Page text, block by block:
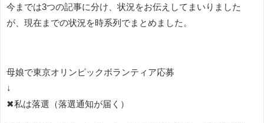
今までは3つの記事に分け、状況をお伝えしてまいりました
が、現在までの状況を時系列でまとめました。
母娘で東京オリンピックボランティア応募
↓
✖私は落選（落選通知が届く）